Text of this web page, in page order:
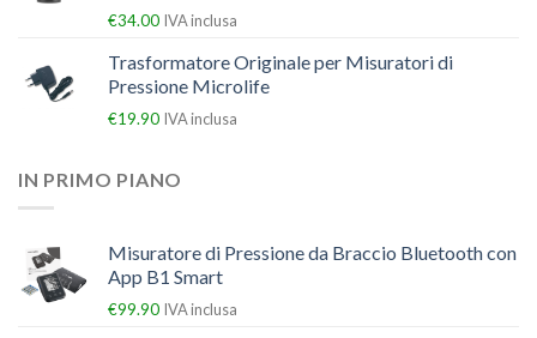
€34.00 IVA inclusa
Trasformatore Originale per Misuratori di
Pressione Microlife
€19.90 IVA inclusa
IN PRIMO PIANO
Misuratore di Pressione da Braccio Bluetooth con
App B1 Smart
€99.90 IVA inclusa